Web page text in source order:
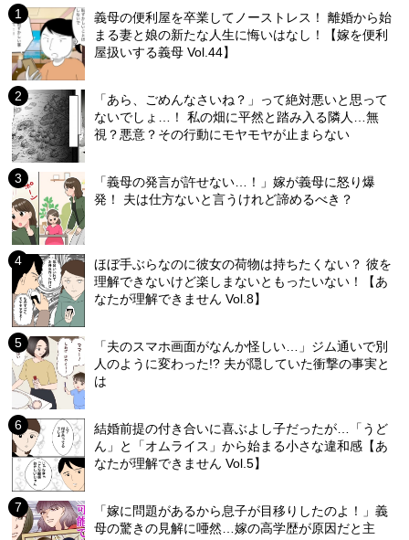
義母の便利屋を卒業してノーストレス！ 離婚から始
まる妻と娘の新たな人生に悔いはなし！【嫁を便利
屋扱いする義母 Vol.44】
「あら、ごめんなさいね？」って絶対悪いと思って
ないでしょ…！ 私の畑に平然と踏み入る隣人…無
視？悪意？その行動にモヤモヤが止まらない
「義母の発言が許せない…！」嫁が義母に怒り爆
発！ 夫は仕方ないと言うけれど諦めるべき？
ほぼ手ぶらなのに彼女の荷物は持ちたくない？ 彼を
理解できないけど楽しまないともったいない！【あ
なたが理解できません Vol.8】
「夫のスマホ画面がなんか怪しい…」ジム通いで別
人のように変わった!? 夫が隠していた衝撃の事実と
は
結婚前提の付き合いに喜ぶよし子だったが…「うど
ん」と「オムライス」から始まる小さな違和感【あ
なたが理解できません Vol.5】
「嫁に問題があるから息子が目移りしたのよ！」義
母の驚きの見解に唖然…嫁の高学歴が原因だと主